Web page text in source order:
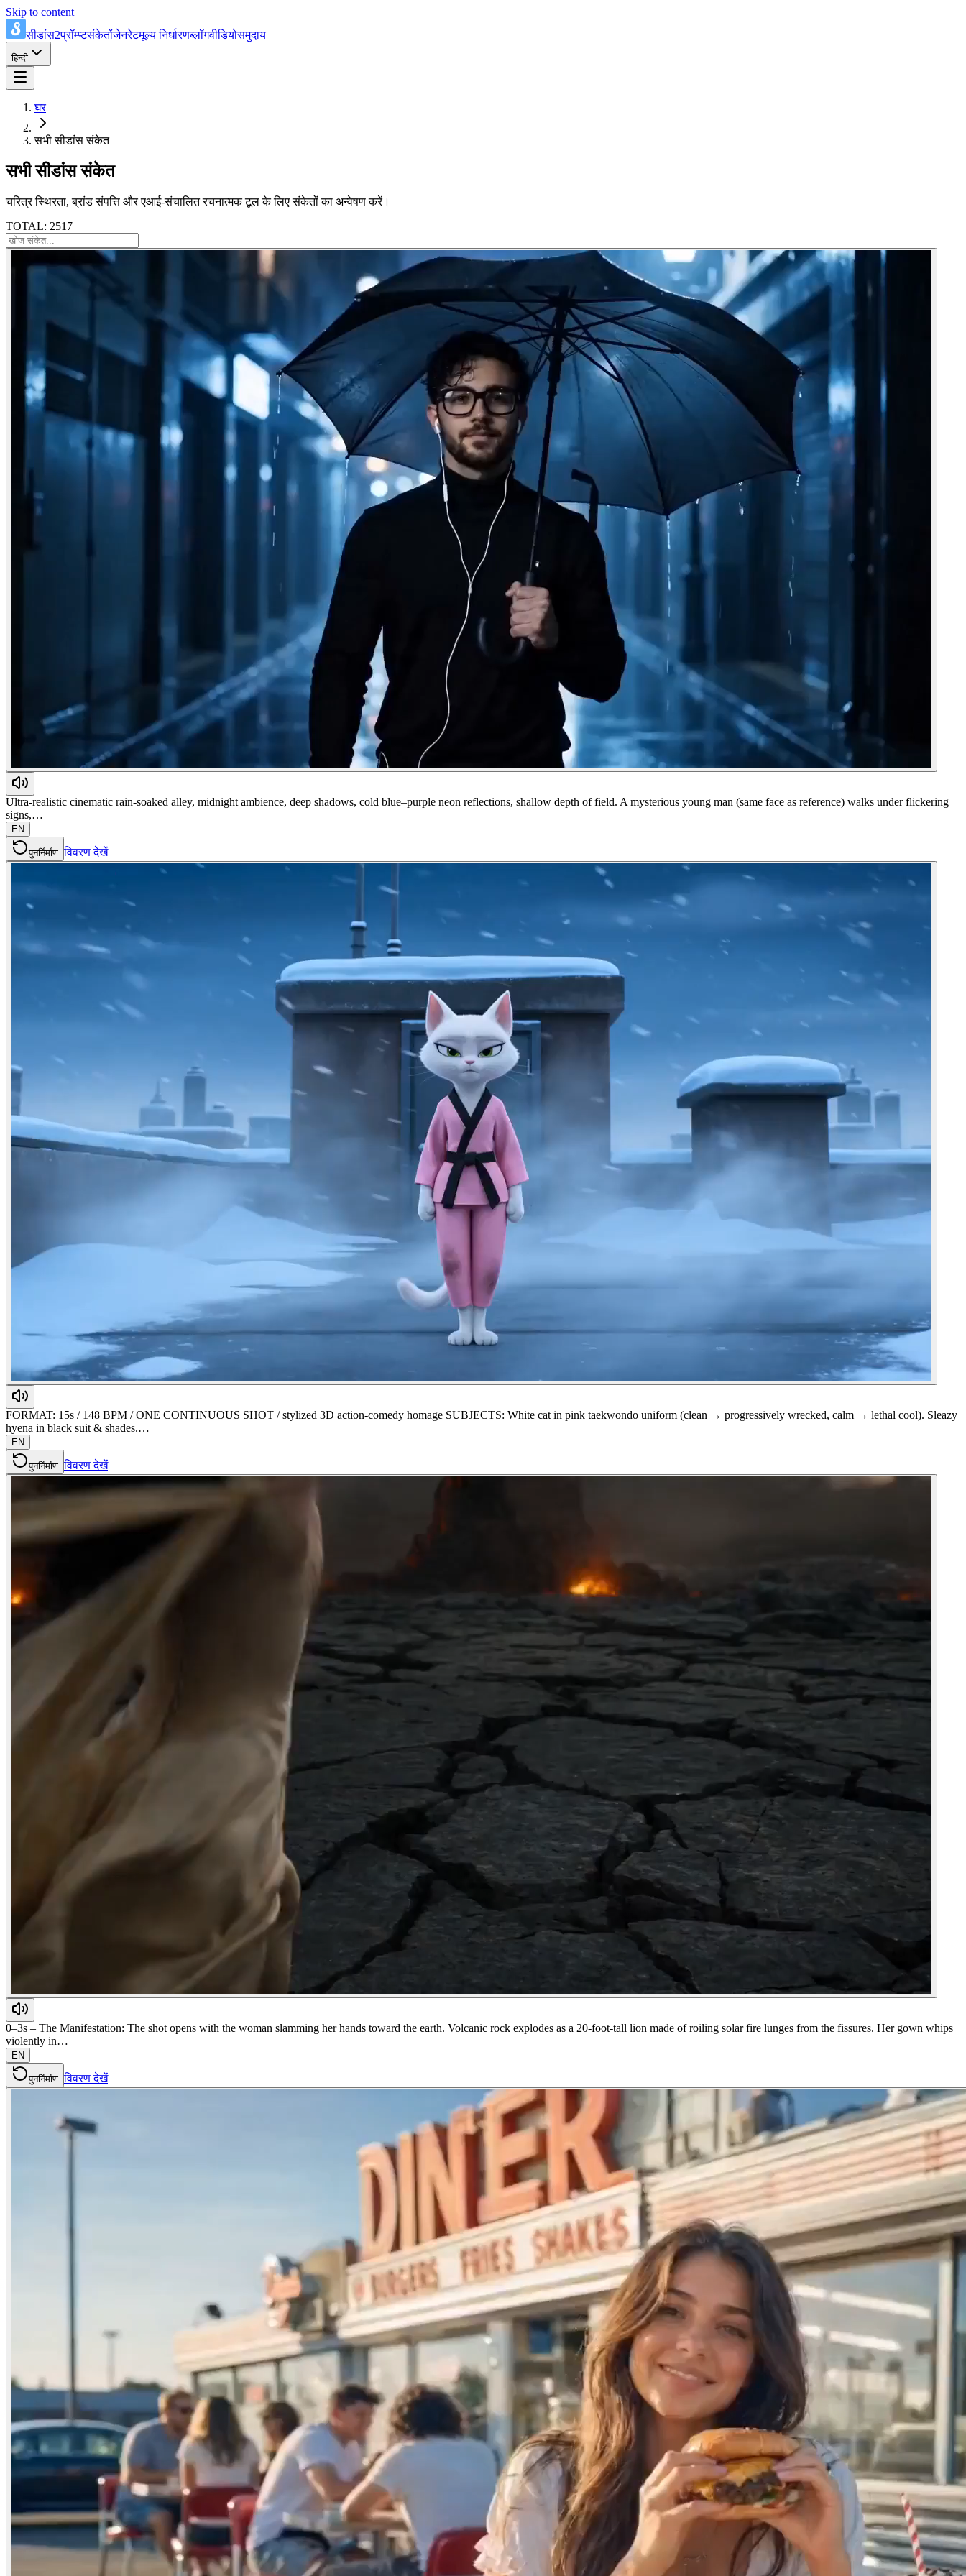
Skip to content
सीडांस2प्रॉम्प्टसंकेतोंजेनरेटमूल्य निर्धारणब्लॉगवीडियोसमुदाय
हिन्दी
घर
सभी सीडांस संकेत
सभी सीडांस संकेत
चरित्र स्थिरता, ब्रांड संपत्ति और एआई-संचालित रचनात्मक टूल के लिए संकेतों का अन्वेषण करें।
TOTAL: 2517
Ultra-realistic cinematic rain-soaked alley, midnight ambience, deep shadows, cold blue–purple neon reflections, shallow depth of field. A mysterious young man (same face as reference) walks under flickering
signs,…
EN
पुनर्निर्माण विवरण देखें
FORMAT: 15s / 148 BPM / ONE CONTINUOUS SHOT / stylized 3D action-comedy homage SUBJECTS: White cat in pink taekwondo uniform (clean → progressively wrecked, calm → lethal cool). Sleazy
hyena in black suit & shades.…
EN
पुनर्निर्माण विवरण देखें
0–3s – The Manifestation: The shot opens with the woman slamming her hands toward the earth. Volcanic rock explodes as a 20-foot-tall lion made of roiling solar fire lunges from the fissures. Her gown whips
violently in…
EN
पुनर्निर्माण विवरण देखें